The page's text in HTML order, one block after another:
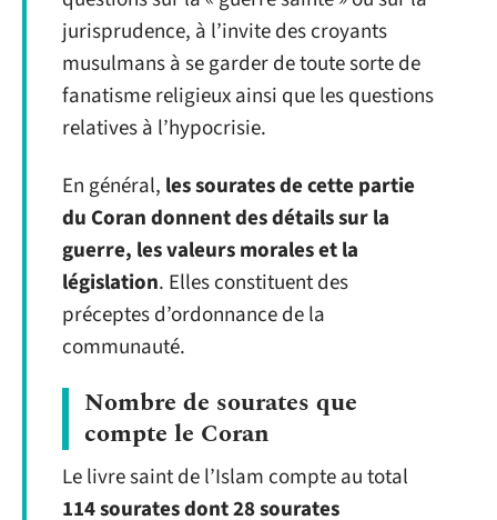
jurisprudence, à l’invite des croyants
musulmans à se garder de toute sorte de
fanatisme religieux ainsi que les questions
relatives à l’hypocrisie.
En général, les sourates de cette partie
du Coran donnent des détails sur la
guerre, les valeurs morales et la
législation. Elles constituent des
préceptes d’ordonnance de la
communauté.
Nombre de sourates que
compte le Coran
Le livre saint de l’Islam compte au total
114 sourates dont 28 sourates